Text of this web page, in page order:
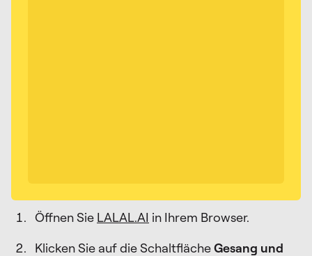
Öffnen Sie LALAL.AI in Ihrem Browser.
Klicken Sie auf die SchaltflächeGesang und